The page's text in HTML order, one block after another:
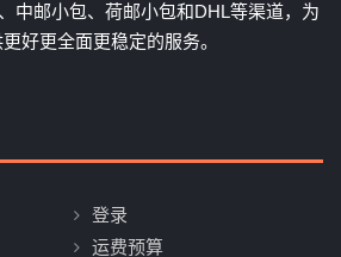
中邮小包、荷邮小包和DHL等渠道，为
好更全面更稳定的服务。
登录
运费预算